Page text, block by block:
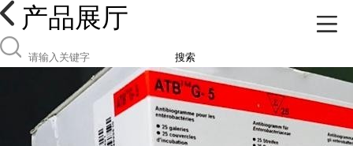
产品展厅
搜索